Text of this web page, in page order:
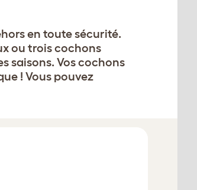
en toute sécurité.
ou trois cochons
saisons. Vos cochons
! Vous pouvez